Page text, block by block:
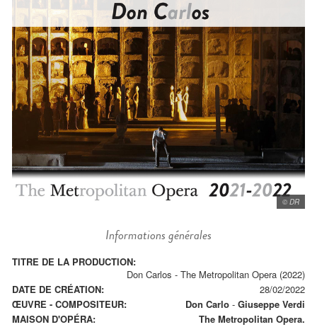
© DR
Informations générales
TITRE DE LA PRODUCTION:
Don Carlos - The Metropolitan Opera (2022)
DATE DE CRÉATION:
28/02/2022
ŒUVRE - COMPOSITEUR:
Don Carlo - Giuseppe Verdi
MAISON D'OPÉRA:
The Metropolitan Opera.